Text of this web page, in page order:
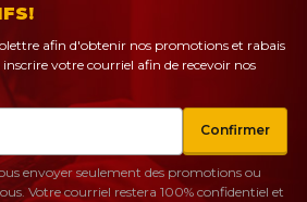
afin d'obtenir nos promotions et rabais
votre courriel afin de recevoir nos
Confirmer
envoyer seulement des promotions ou
Votre courriel restera 100% confidentiel et